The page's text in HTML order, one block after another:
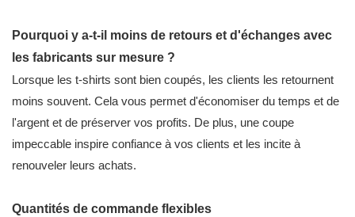
Pourquoi y a-t-il moins de retours et d'échanges avec
les fabricants sur mesure ?
Lorsque les t-shirts sont bien coupés, les clients les retournent
moins souvent. Cela vous permet d'économiser du temps et de
l'argent et de préserver vos profits. De plus, une coupe
impeccable inspire confiance à vos clients et les incite à
renouveler leurs achats.
Quantités de commande flexibles